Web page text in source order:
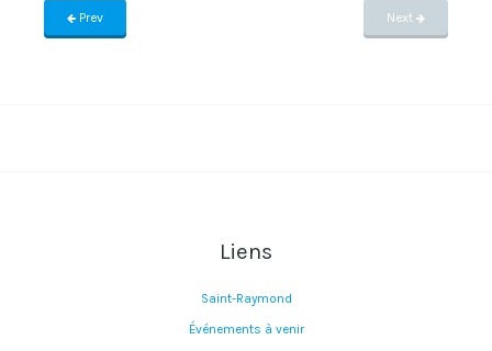
Prev Next
Liens
Saint-Raymond
Événements à venir